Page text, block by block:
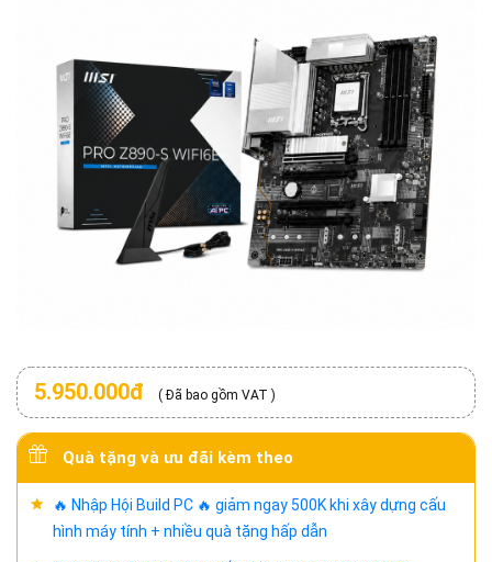
5.950.000đ ( Đã bao gồm VAT )
Quà tặng và ưu đãi kèm theo
🔥 Nhập Hội Build PC 🔥 giảm ngay 500K khi xây dựng cấu
hình máy tính + nhiều quà tặng hấp dẫn